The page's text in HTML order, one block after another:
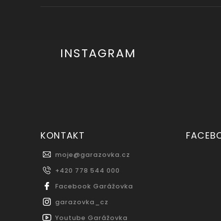
INSTAGRAM
KONTAKT
moje@garazovka.cz
+420 778 544 000
Facebook Garážovka
garazovka_cz
Youtube Garážovka